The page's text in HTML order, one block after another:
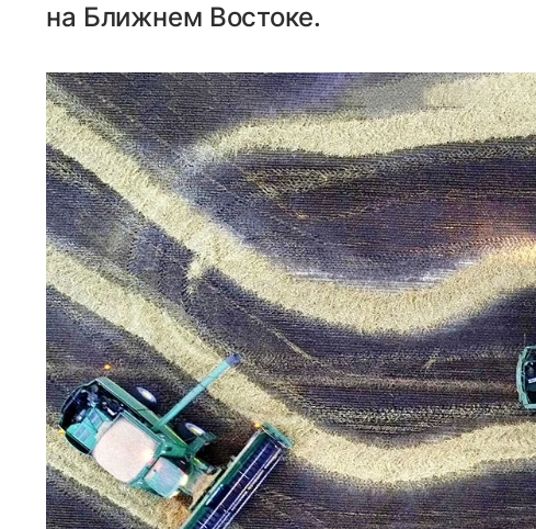
на Ближнем Востоке.